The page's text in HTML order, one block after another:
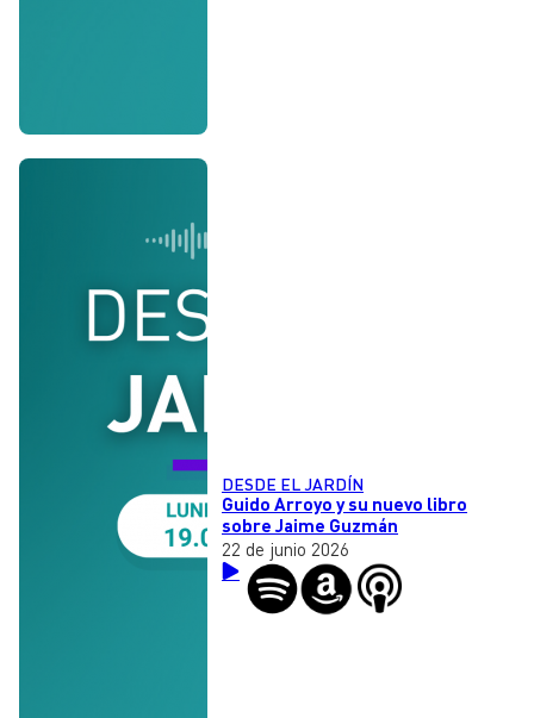
DESDE EL JARDÍN
Guido Arroyo y su nuevo libro
sobre Jaime Guzmán
22 de junio 2026